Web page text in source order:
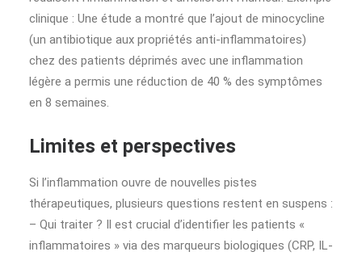
clinique : Une étude a montré que l’ajout de minocycline
(un antibiotique aux propriétés anti-inflammatoires)
chez des patients déprimés avec une inflammation
légère a permis une réduction de 40 % des symptômes
en 8 semaines.
Limites et perspectives
Si l’inflammation ouvre de nouvelles pistes
thérapeutiques, plusieurs questions restent en suspens :
– Qui traiter ? Il est crucial d’identifier les patients «
inflammatoires » via des marqueurs biologiques (CRP, IL-